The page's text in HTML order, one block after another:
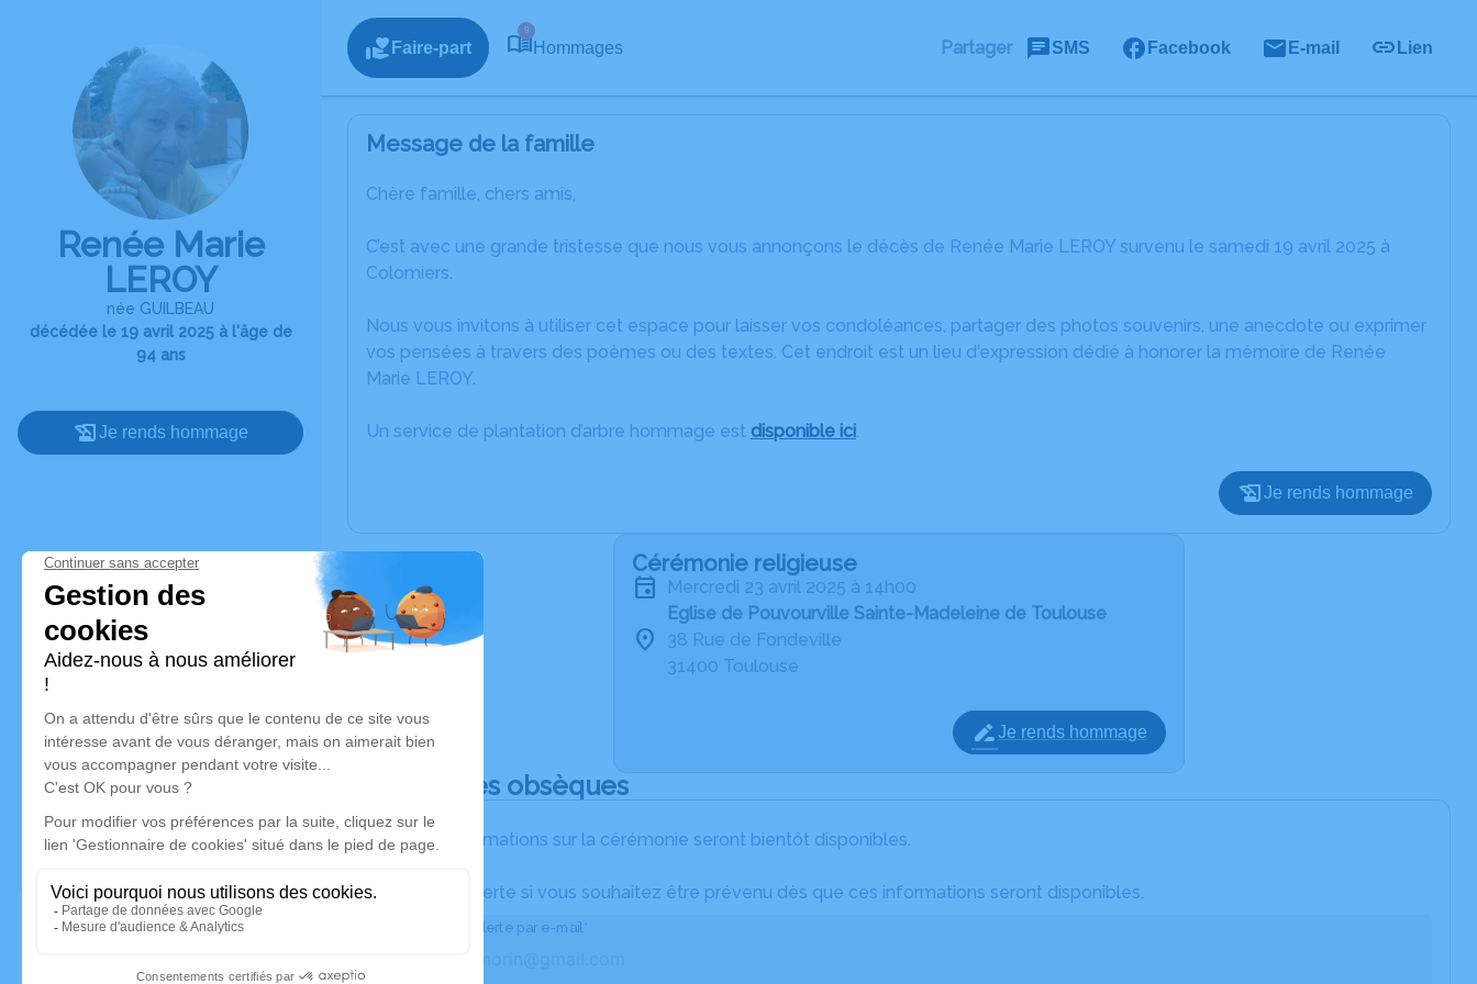
Renée Marie
LEROY
née GUILBEAU
décédée le 19 avril 2025 à l'âge de
94 ans
Je rends hommage
Faire-part
9
Hommages Partager SMS Facebook E-mail Lien
Message de la famille
Chère famille, chers amis,
C’est avec une grande tristesse que nous vous annonçons le décès de Renée Marie LEROY survenu le samedi 19 avril 2025 à
Colomiers.
Nous vous invitons à utiliser cet espace pour laisser vos condoléances, partager des photos souvenirs, une anecdote ou exprimer
vos pensées à travers des poèmes ou des textes. Cet endroit est un lieu d'expression dédié à honorer la mémoire de Renée
Marie LEROY.
Un service de plantation d’arbre hommage est disponible ici.
Je rends hommage
Cérémonie religieuse
mercredi 23 avril 2025 à 14h00
Eglise de Pouvourville Sainte-Madeleine de Toulouse
38 Rue de Fondeville
31400 Toulouse
Je rends hommage
Déroulé des obsèques
Les informations sur la cérémonie seront bientôt disponibles.
Activez une alerte si vous souhaitez être prévenu dès que ces informations seront disponibles.
Recevoir une alerte par e-mail*